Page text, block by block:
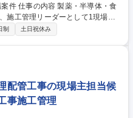
体・食
施工管理リーダーとして1現場の
、現場運営を担当します。 ■水
の把握、上長・関係者への報
善対応 募集職種 福岡/
主担当候補/製薬・半導体工場案
制 土日祝休み
配管工事の現場主担当候
事施工管理